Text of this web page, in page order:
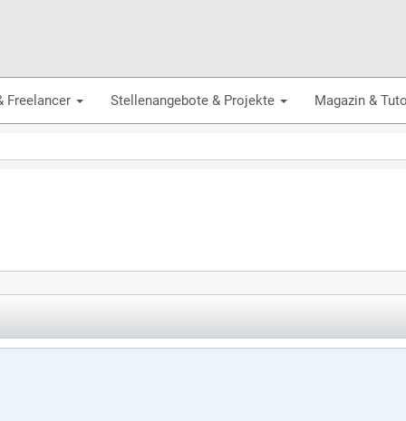
Freelancer Stellenangebote & Projekte Magazin &